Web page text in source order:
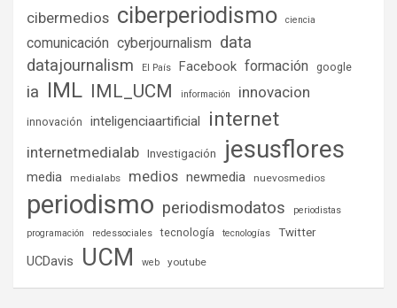
cibermedios ciberperiodismo ciencia
comunicación cyberjournalism data
datajournalism El País Facebook formación google
ia IML IML_UCM información innovacion
innovación inteligenciaartificial internet
internetmedialab Investigación jesusflores
media medialabs medios newmedia nuevosmedios
periodismo periodismodatos
periodistas
programación
redessociales tecnología tecnologías Twitter
UCDavis UCM web youtube